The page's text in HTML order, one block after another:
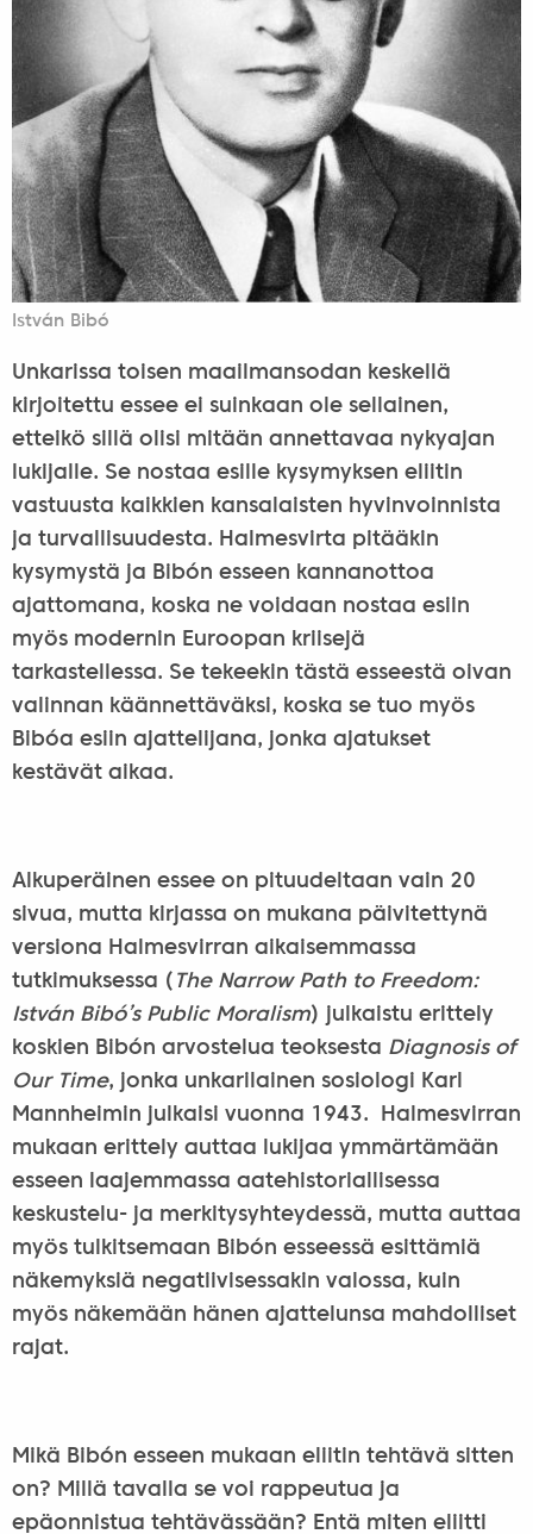
István Bibó
Unkarissa toisen maailmansodan keskellä
kirjoitettu essee ei suinkaan ole sellainen,
etteikö sillä olisi mitään annettavaa nykyajan
lukijalle. Se nostaa esille kysymyksen eliitin
vastuusta kaikkien kansalaisten hyvinvoinnista
ja turvallisuudesta. Halmesvirta pitääkin
kysymystä ja Bibón esseen kannanottoa
ajattomana, koska ne voidaan nostaa esiin
myös modernin Euroopan kriisejä
tarkastellessa. Se tekeekin tästä esseestä oivan
valinnan käännettäväksi, koska se tuo myös
Bibóa esiin ajattelijana, jonka ajatukset
kestävät aikaa.
Alkuperäinen essee on pituudeltaan vain 20
sivua, mutta kirjassa on mukana päivitettynä
versiona Halmesvirran aikaisemmassa
tutkimuksessa ( The Narrow Path to Freedom:
István Bibó’s Public Moralism) julkaistu erittely
koskien Bibón arvostelua teoksesta Diagnosis of
Our Time, jonka unkarilainen sosiologi Karl
Mannheimin julkaisi vuonna 1943. Halmesvirran
mukaan erittely auttaa lukijaa ymmärtämään
esseen laajemmassa aatehistoriallisessa
keskustelu- ja merkitysyhteydessä, mutta auttaa
myös tulkitsemaan Bibón esseessä esittämiä
näkemyksiä negatiivisessakin valossa, kuin
myös näkemään hänen ajattelunsa mahdolliset
rajat.
Mikä Bibón esseen mukaan eliitin tehtävä sitten
on? Millä tavalla se voi rappeutua ja
epäonnistua tehtävässään? Entä miten eliitti